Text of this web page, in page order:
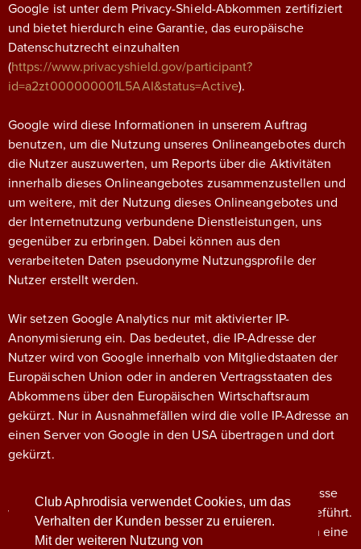
Club Aphrodisia verwendet Cookies, um das
Verhalten der Kunden besser zu eruieren.
Mit der weiteren Nutzung von
Google ist unter dem Privacy-Shield-Abkommen zertifiziert
und bietet hierdurch eine Garantie, das europäische
Datenschutzrecht einzuhalten
(https://www.privacyshield.gov/participant?
id=a2zt000000001L5AAI&status=Active).
Google wird diese Informationen in unserem Auftrag
benutzen, um die Nutzung unseres Onlineangebotes durch
die Nutzer auszuwerten, um Reports über die Aktivitäten
innerhalb dieses Onlineangebotes zusammenzustellen und
um weitere, mit der Nutzung dieses Onlineangebotes und
der Internetnutzung verbundene Dienstleistungen, uns
gegenüber zu erbringen. Dabei können aus den
verarbeiteten Daten pseudonyme Nutzungsprofile der
Nutzer erstellt werden.
Wir setzen Google Analytics nur mit aktivierter IP-
Anonymisierung ein. Das bedeutet, die IP-Adresse der
Nutzer wird von Google innerhalb von Mitgliedstaaten der
Europäischen Union oder in anderen Vertragsstaaten des
Abkommens über den Europäischen Wirtschaftsraum
gekürzt. Nur in Ausnahmefällen wird die volle IP-Adresse an
einen Server von Google in den USA übertragen und dort
gekürzt.
Die von dem Browser des Nutzers übermittelte IP-Adresse
wird nicht mit anderen Daten von Google zusammengeführt.
Die Nutzer können die Speicherung der Cookies durch eine